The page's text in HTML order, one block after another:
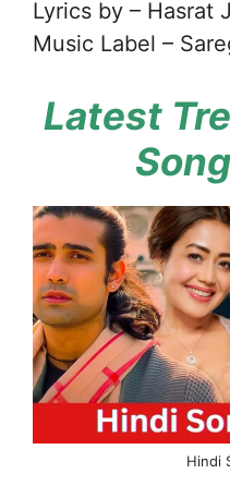
Lyrics by – Hasrat
Music Label –
Latest
Hindi